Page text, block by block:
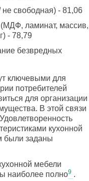
свободная) - 81,06
ламинат, массив,
- 78,79
безвредных
ключевыми для
потребителей
для организации
В этой связи
кухонной
были заданы
мебели
наиболее полно9 .